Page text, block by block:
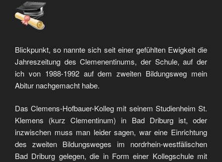
Blickpunkt, so nannte sich seit einer gefühlten Ewigkeit die
Jahreszeitung des Clemenentinums, der Schule, auf der
ich von 1988-1992 auf dem zweiten Bildungsweg mein
Abitur nachgemacht habe.
Das Clemens-Hofbauer-Kolleg mit seinem Studienheim St.
Klemens (kurz Clementinum) in Bad Driburg ist, oder
inzwischen muss man leider sagen, war eine Einrichtung
des zweiten Bildungsweges im nordrhein-westfälischen
Bad Driburg gelegen, die in Form einer Kollegschule mit